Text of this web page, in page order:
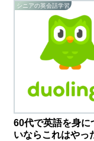
シニアの英会話学習
60代で英語を身に
いならこれはやっ